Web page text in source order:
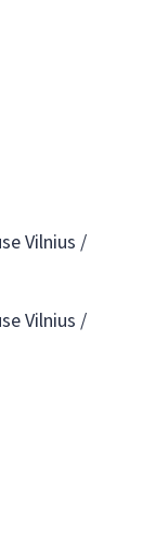
Vilnius /
Vilnius /